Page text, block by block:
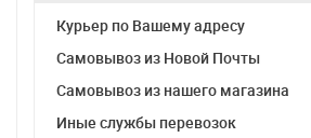
Курьер по Вашему адресу
Самовывоз из Новой Почты
Самовывоз из нашего магазина
Иные службы перевозок